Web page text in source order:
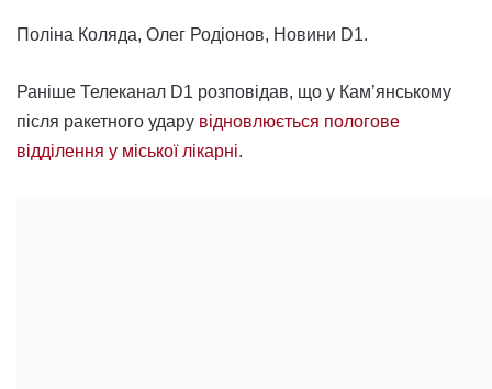
Поліна Коляда, Олег Родіонов, Новини D1.
Раніше Телеканал D1 розповідав, що у Кам’янському
після ракетного удару відновлюється пологове
відділення у міської лікарні.